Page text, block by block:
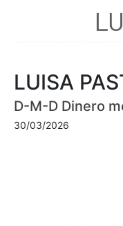
LUISA
D-M-D Dinero
30/03/2026